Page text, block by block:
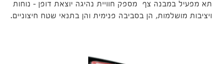
תא מפעיל במבנה צף מספק חוויית נהיגה יוצאת דופן – נוחות
ויציבות מושלמות, הן בסביבה פנימית והן בתנאי שטח חיצוניים.